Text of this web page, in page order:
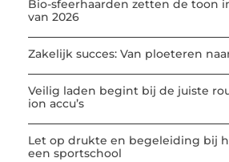
Bio-sfeerhaarden zetten de toon
van 2026
Zakelijk succes: Van ploeteren
Veilig laden begint bij de juiste
ion accu’s
Let op drukte en begeleiding bij
een sportschool